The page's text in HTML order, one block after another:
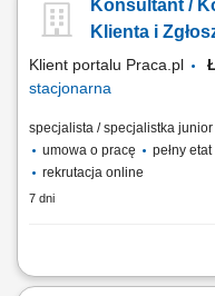
zachęcanie klientów do
terminach, lokalizacjach i
Konsultant /
Klienta i
Klient portalu Praca.pl
stacjonarna
specjalista / specjalistka
umowa o pracę
pełny etat
rekrutacja online
7 dni
przyjmowanie zgłoszeń i